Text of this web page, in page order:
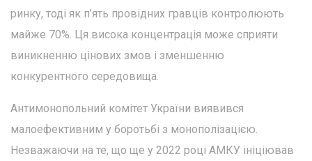
ринку, тоді як п’ять провідних гравців контролюють
майже 70%. Ця висока концентрація може сприяти
виникненню цінових змов і зменшенню
конкурентного середовища.
Антимонопольний комітет України виявився
малоефективним у боротьбі з монополізацією.
Незважаючи на те, що ще у 2022 році АМКУ ініціював